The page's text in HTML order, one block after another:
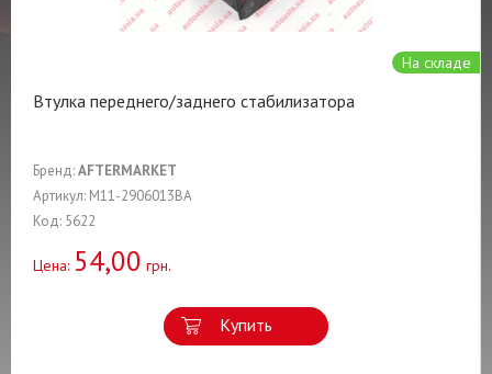
На складе
Втулка переднего/заднего стабилизатора
Бренд:AFTERMARKET
Артикул: M11-2906013BA
Код: 5622
Цена: 54,00 грн.
Купить